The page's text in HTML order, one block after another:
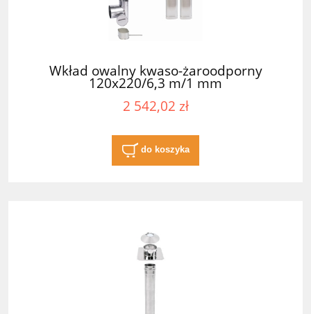
Wkład owalny kwaso-żaroodporny
120x220/6,3 m/1 mm
2 542,02 zł
do koszyka